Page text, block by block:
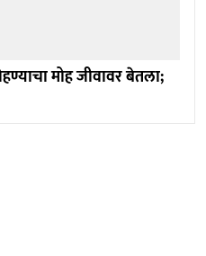
मोह जीवावर बेतला;